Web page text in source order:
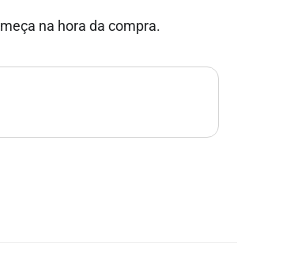
na hora da compra.